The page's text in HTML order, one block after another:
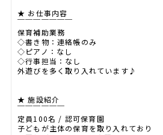
★ お仕事内容
￣￣￣￣￣￣￣
保育補助業務
◇書き物：連絡帳のみ
◇ピアノ：なし
◇行事担当：なし
外遊びを多く取り入れています♪
★ 施設紹介
￣￣￣￣￣￣
定員100名 / 認可保育園
子どもが主体の保育を取り入れており